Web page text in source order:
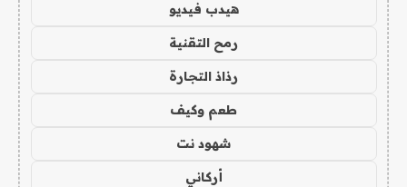
هيدب فيديو
رمح التقنية
رذاذ التجارة
طعم وكيف
شهود نت
أركاني